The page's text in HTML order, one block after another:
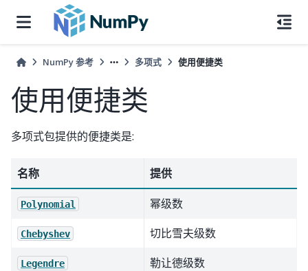
NumPy 参考 多项式 使用便捷类
使用便捷类
多项式包提供的便捷类是:
名称 提供
Polynomial 幂级数
Chebyshev 切比雪夫级数
Legendre 勒让德级数